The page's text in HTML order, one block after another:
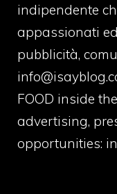
indipendente
appassionati
pubblicità,
FOOD inside
advertising,
opportunities: